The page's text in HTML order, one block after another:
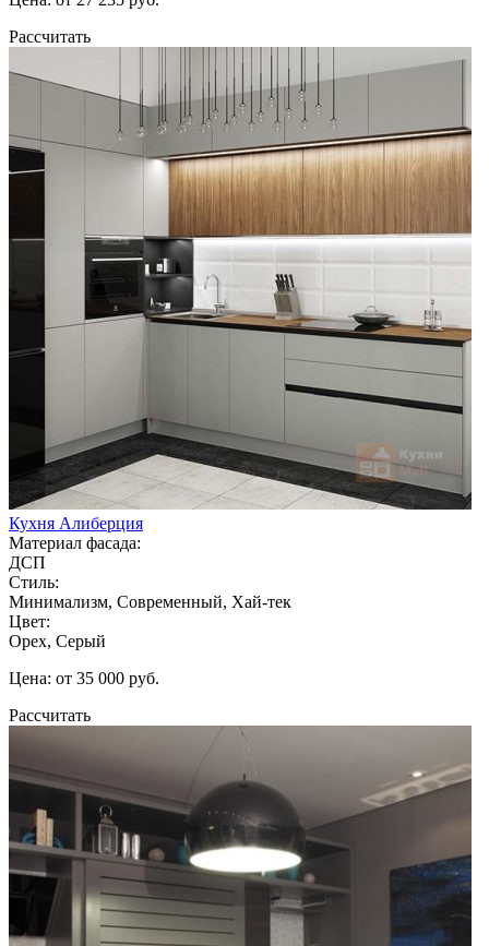
Рассчитать
Кухня Алиберция
Материал фасада:
ДСП
Стиль:
Минимализм, Современный, Хай-тек
Цвет:
Орех, Серый
Цена: от 35 000 руб.
Рассчитать